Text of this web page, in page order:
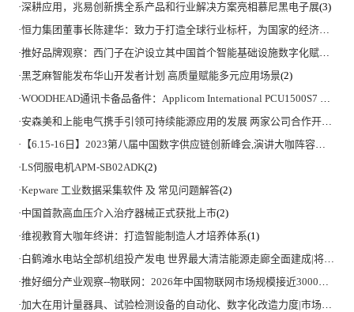
·深耕应用，兆易创新携全系产品和行业解决方案亮相慕尼黑电子展(3)
·恒力集团董事长陈建华：致力于打造全球行业标杆，为国家的经济高质量发展贡献更大力量|上海电气集团党委书记、董事长吴磊来访
·推好品牌观察：西门子在沪设立其中国首个智能基础设施数字化赋能中心
·黑芝麻智能发布华山开发者计划 高质量赋能多元应用场景(2)
·WOODHEAD通讯卡备品备件：Applicom International PCU1500S7 PCU 1500 S7 V4.5.0
·安森美和上能电气携手引领可持续能源应用的发展 两家公司合作开发高性能储能和太阳能组串式逆变器方案 以实现可持续的未来
· 【6.15-16日】2023第八届中国数字供应链创新峰会,演讲大咖阵容官宣
·LS伺服电机APM-SB02ADK(2)
·Kepware 工业数据采集软件 及 常见问题解答(2)
·中国首款高血压介入治疗器械正式获批上市(2)
·维视教育大咖年终讲：打造智能制造人才培养体系(1)
·白鹤滩水电站全部机组投产发电 世界最大清洁能源走廊全面建成|将为建设新型能源体系、保障国家能源安全、实现“双碳”目标提供有力支撑
·推好细分产业观察--物联网：2026年中国物联网市场规模接近3000亿美元 智慧工厂、智慧城市、智慧电网等将占60%以上
·加大在用计量器具、试验检测设备的自动化、数字化改造力度|市场监管总局 工业和信息化部 关于促进企业计量能力提升的指导意见